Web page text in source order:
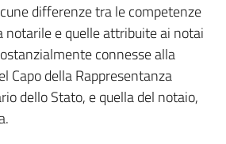
differenze tra le competenze
notarile e quelle attribuite ai notai
connesse alla
Capo della Rappresentanza
dello Stato, e quella del notaio,